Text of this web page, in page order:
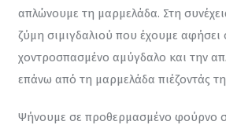
απλώνουμε τη μαρμελάδα. Στη
ζύμη σιμιγδαλιού που έχουμε αφήσει
χοντροσπασμένο αμύγδαλο και την
επάνω από τη μαρμελάδα πιέζοντάς
Ψήνουμε σε προθερμασμένο φούρνο